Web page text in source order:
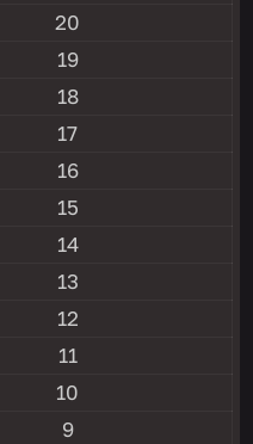
20
19
18
17
16
15
14
13
12
11
10
9